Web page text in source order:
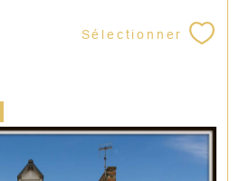
Sélectionner